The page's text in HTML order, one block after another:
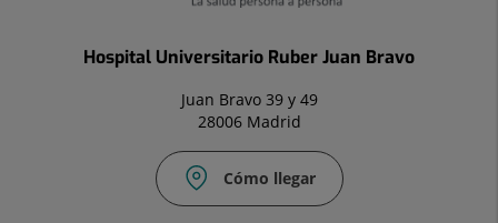
Hospital Universitario Ruber Juan Bravo
Juan Bravo 39 y 49
28006 Madrid
Cómo llegar